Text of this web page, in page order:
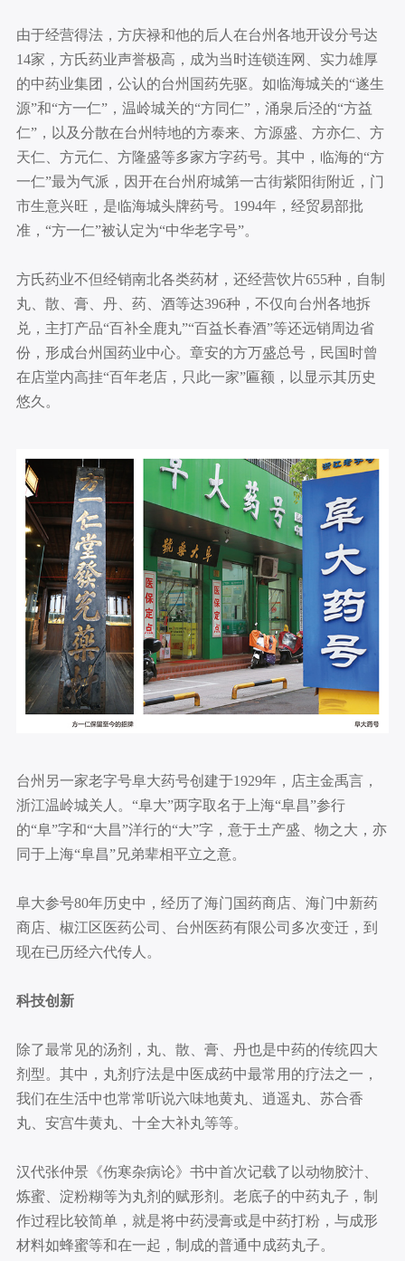
由于经营得法，方庆禄和他的后人在台州各地开设分号达
14家，方氏药业声誉极高，成为当时连锁连网、实力雄厚
的中药业集团，公认的台州国药先驱。如临海城关的“遂生
源”和“方一仁”，温岭城关的“方同仁”，涌泉后泾的“方益
仁”，以及分散在台州特地的方泰来、方源盛、方亦仁、方
天仁、方元仁、方隆盛等多家方字药号。其中，临海的“方
一仁”最为气派，因开在台州府城第一古街紫阳街附近，门
市生意兴旺，是临海城头牌药号。1994年，经贸易部批
准，“方一仁”被认定为“中华老字号”。
方氏药业不但经销南北各类药材，还经营饮片655种，自制
丸、散、膏、丹、药、酒等达396种，不仅向台州各地拆
兑，主打产品“百补全鹿丸”“百益长春酒”等还远销周边省
份，形成台州国药业中心。章安的方万盛总号，民国时曾
在店堂内高挂“百年老店，只此一家”匾额，以显示其历史
悠久。
台州另一家老字号阜大药号创建于1929年，店主金禹言，
浙江温岭城关人。“阜大”两字取名于上海“阜昌”参行
的“阜”字和“大昌”洋行的“大”字，意于土产盛、物之大，亦
同于上海“阜昌”兄弟辈相平立之意。
阜大参号80年历史中，经历了海门国药商店、海门中新药
商店、椒江区医药公司、台州医药有限公司多次变迁，到
现在已历经六代传人。
科技创新
除了最常见的汤剂，丸、散、膏、丹也是中药的传统四大
剂型。其中，丸剂疗法是中医成药中最常用的疗法之一，
我们在生活中也常常听说六味地黄丸、逍遥丸、苏合香
丸、安宫牛黄丸、十全大补丸等等。
汉代张仲景《伤寒杂病论》书中首次记载了以动物胶汁、
炼蜜、淀粉糊等为丸剂的赋形剂。老底子的中药丸子，制
作过程比较简单，就是将中药浸膏或是中药打粉，与成形
材料如蜂蜜等和在一起，制成的普通中成药丸子。